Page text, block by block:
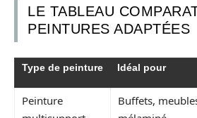
LE TABLEAU
PEINTURES ADAPTÉES
Type de peinture Idéal pour
Peinture
Buffets,